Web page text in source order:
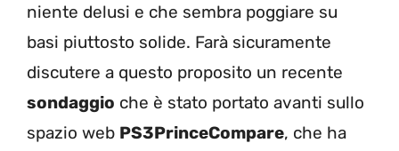
niente delusi e che sembra poggiare su
basi piuttosto solide. Farà sicuramente
discutere a questo proposito un recente
sondaggio che è stato portato avanti sullo
spazio web PS3PrinceCompare, che ha